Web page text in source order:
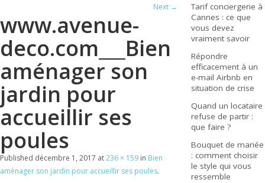
Next →
www.avenue-
deco.com___Bien
aménager son
jardin pour
accueillir ses
poules
Published décembre 1, 2017 at236 × 159 in Bien
aménager son jardin pour accueillir ses poules.
Tarif conciergerie à
Cannes : ce que
vous devez
vraiment savoir
Répondre
efficacement à un
e-mail Airbnb en
situation de crise
Quand un locataire
refuse de partir :
que faire ?
Bouquet de mariée
: comment choisir
le style qui vous
ressemble